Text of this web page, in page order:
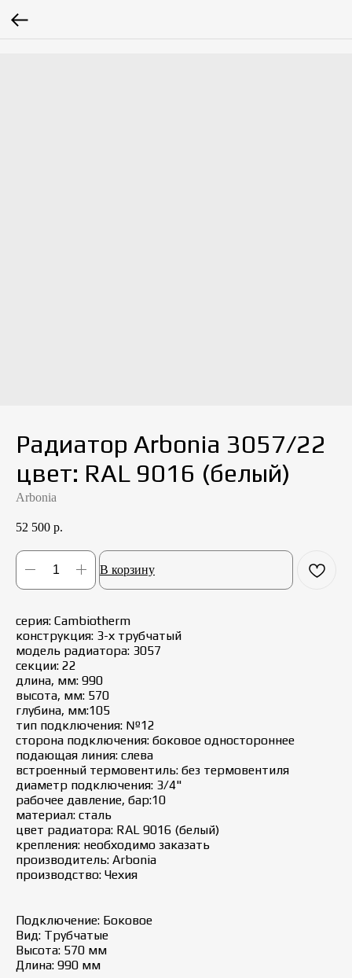
Радиатор Arbonia 3057/22
цвет: RAL 9016 (белый)
Arbonia
52 500 р.
В корзину
серия: Cambiotherm
конструкция: 3-х трубчатый
модель радиатора: 3057
секции: 22
длина, мм: 990
высота, мм: 570
глубина, мм:105
тип подключения: №12
сторона подключения: боковое одностороннее
подающая линия: слева
встроенный термовентиль: без термовентиля
диаметр подключения: 3/4"
рабочее давление, бар:10
материал: сталь
цвет радиатора: RAL 9016 (белый)
крепления: необходимо заказать
производитель: Arbonia
производство: Чехия
Подключение: Боковое
Вид: Трубчатые
Высота: 570 мм
Длина: 990 мм